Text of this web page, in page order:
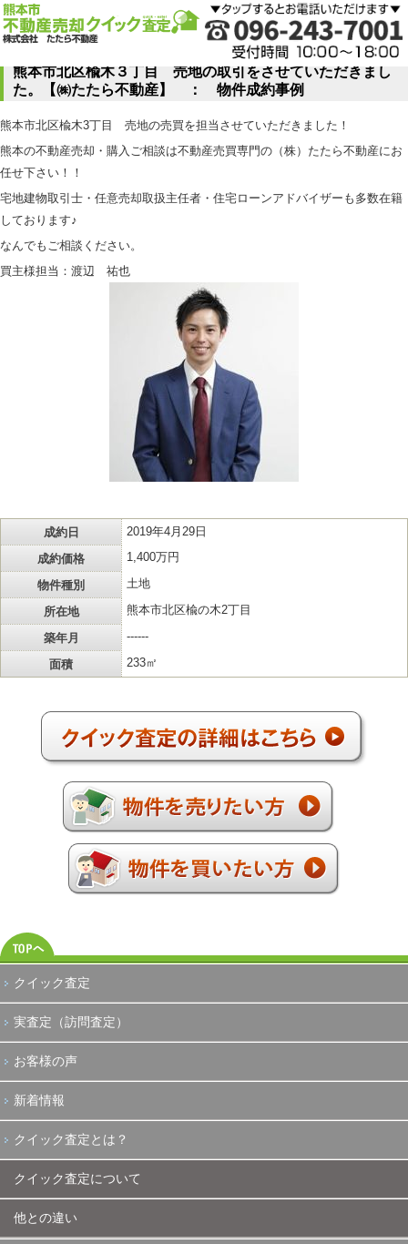
熊本市北区楡木３丁目 売地の取引をさせていただきまし
た。【㈱たたら不動産】 ： 物件成約事例
熊本市北区楡木3丁目 売地の売買を担当させていただきました！
熊本の不動産売却・購入ご相談は不動産売買専門の（株）たたら不動産にお
任せ下さい！！
宅地建物取引士・任意売却取扱主任者・住宅ローンアドバイザーも多数在籍
しております♪
なんでもご相談ください。
買主様担当：渡辺 祐也
成約日 2019年4月29日
成約価格 1,400万円
物件種別 土地
所在地 熊本市北区楡の木2丁目
築年月 ------
面積 233㎡
クイック査定
実査定（訪問査定）
お客様の声
新着情報
クイック査定とは？
クイック査定について
他との違い